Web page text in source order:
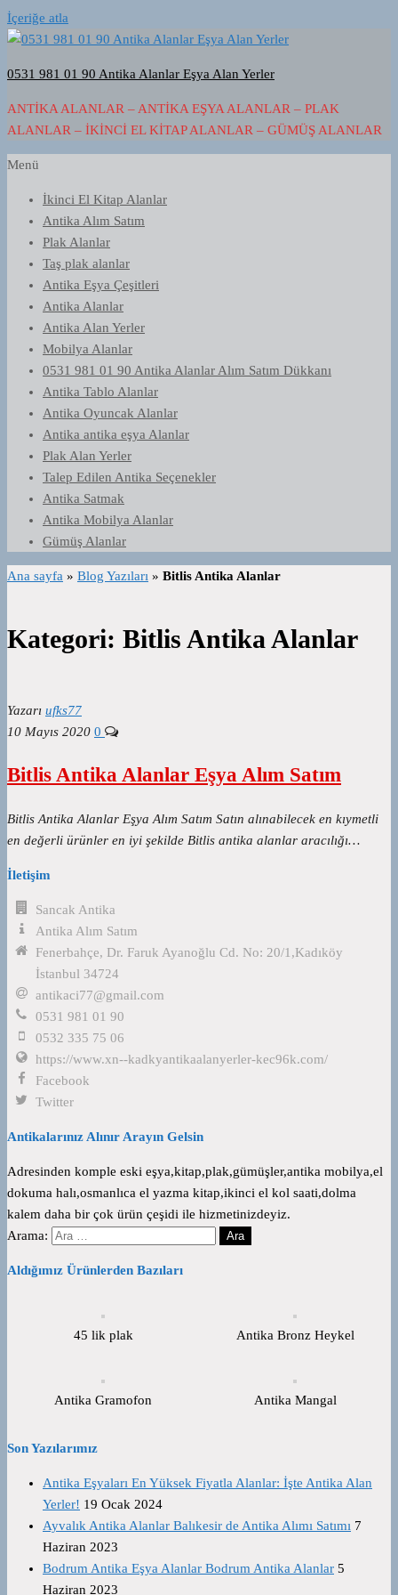
İçeriğe atla
0531 981 01 90 Antika Alanlar Eşya Alan Yerler
ANTIKA ALANLAR – ANTIKA EŞYA ALANLAR – PLAK
ALANLAR – İKINCI EL KITAP ALANLAR – GÜMÜŞ ALANLAR
Menü
İkinci El Kitap Alanlar
Antika Alım Satım
Plak Alanlar
Taş plak alanlar
Antika Eşya Çeşitleri
Antika Alanlar
Antika Alan Yerler
Mobilya Alanlar
0531 981 01 90 Antika Alanlar Alım Satım Dükkanı
Antika Tablo Alanlar
Antika Oyuncak Alanlar
Antika antika eşya Alanlar
Plak Alan Yerler
Talep Edilen Antika Seçenekler
Antika Satmak
Antika Mobilya Alanlar
Gümüş Alanlar
Ana sayfa » Blog Yazıları » Bitlis Antika Alanlar
Kategori: Bitlis Antika Alanlar
Yazarı ufks77
10 Mayıs 2020 0
Bitlis Antika Alanlar Eşya Alım Satım
Bitlis Antika Alanlar Eşya Alım Satım Satın alınabilecek en kıymetli
en değerli ürünler en iyi şekilde Bitlis antika alanlar aracılığı…
İletişim
Sancak Antika
Antika Alım Satım
Fenerbahçe, Dr. Faruk Ayanoğlu Cd. No: 20/1,Kadıköy
İstanbul 34724
antikaci77@gmail.com
0531 981 01 90
0532 335 75 06
https://www.xn--kadkyantikaalanyerler-kec96k.com/
Facebook
Twitter
Antikalarınız Alınır Arayın Gelsin
Adresinden komple eski eşya,kitap,plak,gümüşler,antika mobilya,el
dokuma halı,osmanlıca el yazma kitap,ikinci el kol saati,dolma
kalem daha bir çok ürün çeşidi ile hizmetinizdeyiz.
Arama:
Aldığımız Ürünlerden Bazıları
45 lik plak Antika Bronz Heykel
Antika Gramofon Antika Mangal
Son Yazılarımız
Antika Eşyaları En Yüksek Fiyatla Alanlar: İşte Antika Alan
Yerler! 19 Ocak 2024
Ayvalık Antika Alanlar Balıkesir de Antika Alımı Satımı 7
Haziran 2023
Bodrum Antika Eşya Alanlar Bodrum Antika Alanlar 5
Haziran 2023